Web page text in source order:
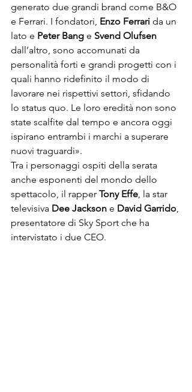
generato due grandi brand come B&O
e Ferrari. I fondatori, Enzo Ferrari da un
lato e Peter Bang e Svend Olufsen
dall’altro, sono accomunati da
personalità forti e grandi progetti con i
quali hanno ridefinito il modo di
lavorare nei rispettivi settori, sfidando
lo status quo. Le loro eredità non sono
state scalfite dal tempo e ancora oggi
ispirano entrambi i marchi a superare
nuovi traguardi».
Tra i personaggi ospiti della serata
anche esponenti del mondo dello
spettacolo, il rapper Tony Effe , la star
televisiva Dee Jackson e David Garrido
presentatore di Sky Sport che ha
intervistato i due CEO.